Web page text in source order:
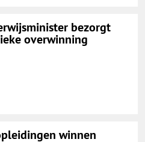
bezorgt
overwinning
winnen